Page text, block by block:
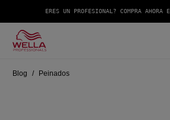
ERES UN PROFESIONAL? COMPRA AHORA
Blog Peinados